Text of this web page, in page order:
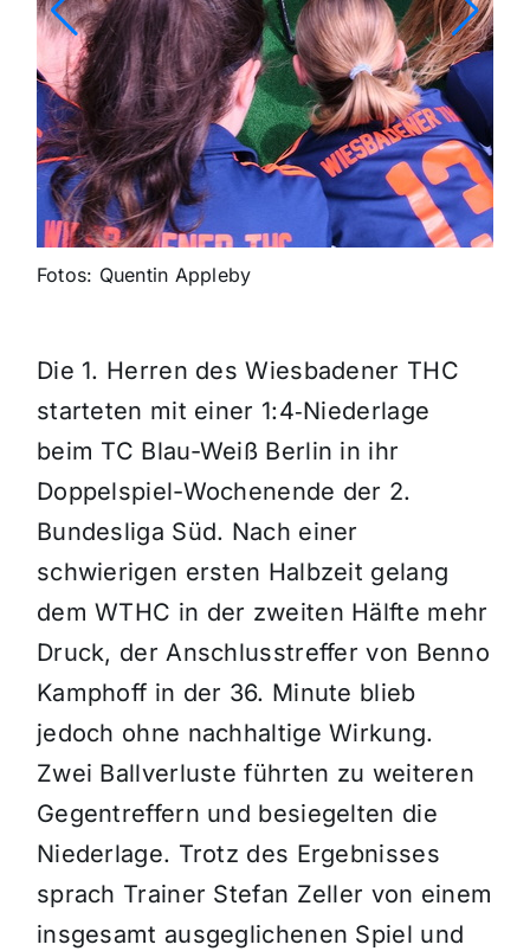
Fotos: Quentin Appleby
Die 1. Herren des Wiesbadener THC
starteten mit einer 1:4‑Niederlage
beim TC Blau-Weiß Berlin in ihr
Doppelspiel-Wochenende der 2.
Bundesliga Süd. Nach einer
schwierigen ersten Halbzeit gelang
dem WTHC in der zweiten Hälfte mehr
Druck, der Anschlusstreffer von Benno
Kamphoff in der 36. Minute blieb
jedoch ohne nachhaltige Wirkung.
Zwei Ballverluste führten zu weiteren
Gegentreffern und besiegelten die
Niederlage. Trotz des Ergebnisses
sprach Trainer Stefan Zeller von einem
insgesamt ausgeglichenen Spiel und